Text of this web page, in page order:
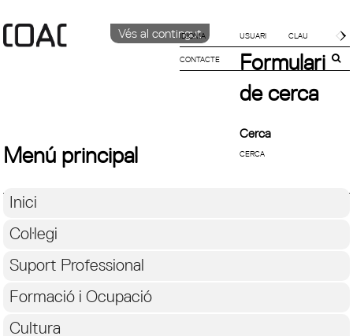
Vés al contingut
IDIOMA
CATALÀ
CONTACTE
Formulari
de cerca
Cerca
Menú principal
Inici
Col·legi
Suport Professional
Formació i Ocupació
Cultura